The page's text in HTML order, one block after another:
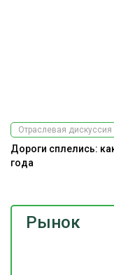
Рынок
Отраслевая дискуссия
Дороги сплелись:
года